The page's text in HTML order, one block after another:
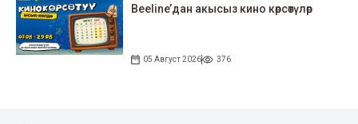
Beeline’дан акысыз кино көрсөтүлөр
05 Август 2026 376